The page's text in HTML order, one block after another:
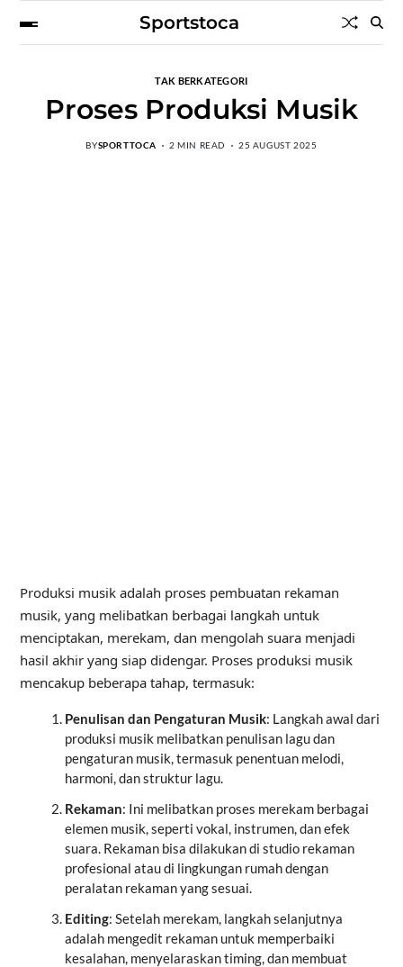
Sportstoca
TAK BERKATEGORI
Proses Produksi Musik
BYSPORTTOCA 2 MIN READ 25 AUGUST 2025
Produksi musik adalah proses pembuatan rekaman
musik, yang melibatkan berbagai langkah untuk
menciptakan, merekam, dan mengolah suara menjadi
hasil akhir yang siap didengar. Proses produksi musik
mencakup beberapa tahap, termasuk:
Penulisan dan Pengaturan Musik: Langkah awal dari
produksi musik melibatkan penulisan lagu dan
pengaturan musik, termasuk penentuan melodi,
harmoni, dan struktur lagu.
Rekaman: Ini melibatkan proses merekam berbagai
elemen musik, seperti vokal, instrumen, dan efek
suara. Rekaman bisa dilakukan di studio rekaman
profesional atau di lingkungan rumah dengan
peralatan rekaman yang sesuai.
Editing: Setelah merekam, langkah selanjutnya
adalah mengedit rekaman untuk memperbaiki
kesalahan, menyelaraskan timing, dan membuat